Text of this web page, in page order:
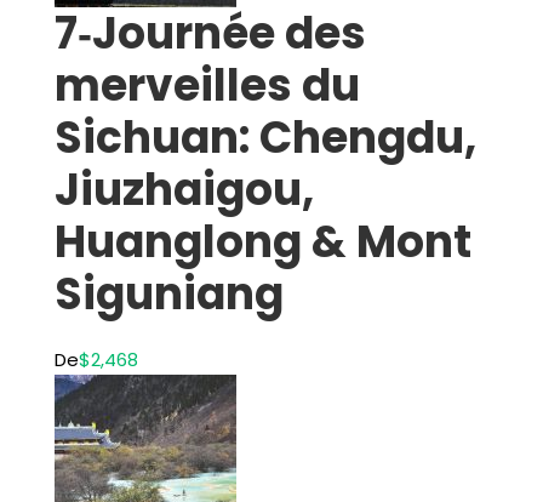
7‑Journée des
merveilles du
Sichuan: Chengdu,
Jiuzhaigou,
Huanglong & Mont
Siguniang
De$2,468